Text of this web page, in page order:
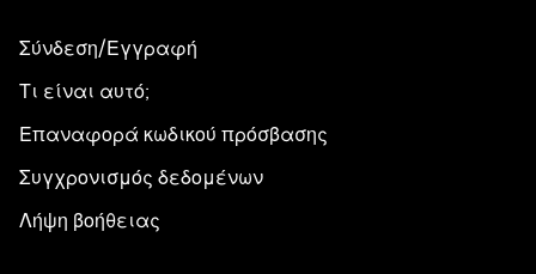
Σύνδεση/Εγγραφή
Τι είναι αυτό;
Επαναφορά κωδικού πρόσβασης
Συγχρονισμός δεδομένων
Λήψη βοήθειας